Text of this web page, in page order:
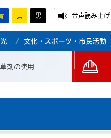
黄 黒 音声読み上げ
文化・スポーツ・市民活動
剤の使用